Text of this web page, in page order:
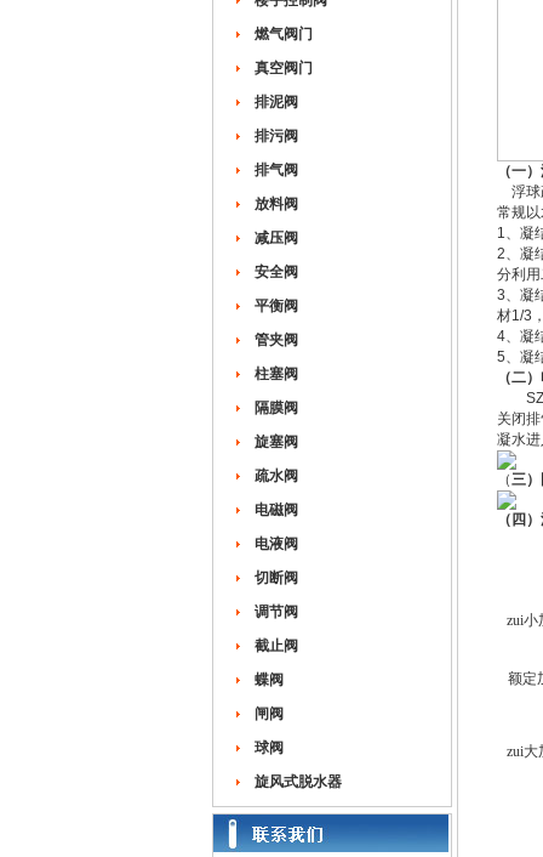
燃气阀门
真空阀门
排泥阀
排污阀
排气阀
放料阀
减压阀
安全阀
平衡阀
管夹阀
柱塞阀
隔膜阀
旋塞阀
疏水阀
电磁阀
电液阀
切断阀
调节阀
截止阀
蝶阀
闸阀
球阀
旋风式脱水器
（一
浮球
常规
1、凝
2、凝
分利
3、凝
材1/3
4、凝
5、凝
（二
SZP
关闭
凝水
（三
（四
zui小
额定
zui大